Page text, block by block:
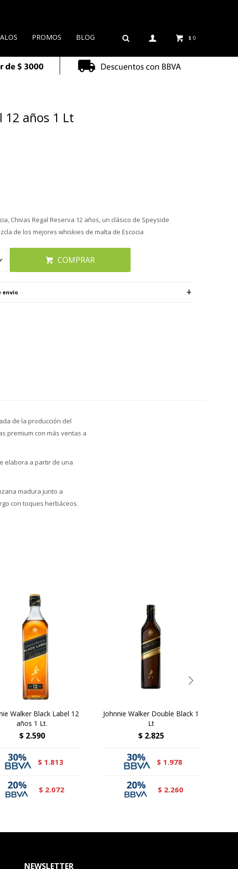
PROMOS BLOG $ 0
12 años 1 Lt
Chivas Regal Reserva 12 años, un clásico de Speyside
de los mejores whiskies de malta de Escocia
COMPRAR
envío
de la producción del
premium con más ventas a
elabora a partir de una
madura junto a
con toques herbáceos.
Walker Black Label 12
años 1 Lt.
$ 2.590
$ 1.813
$ 2.072
Johnnie Walker Double Black 1
Lt
$ 2.825
$ 1.978
$ 2.260
NEWSLETTER